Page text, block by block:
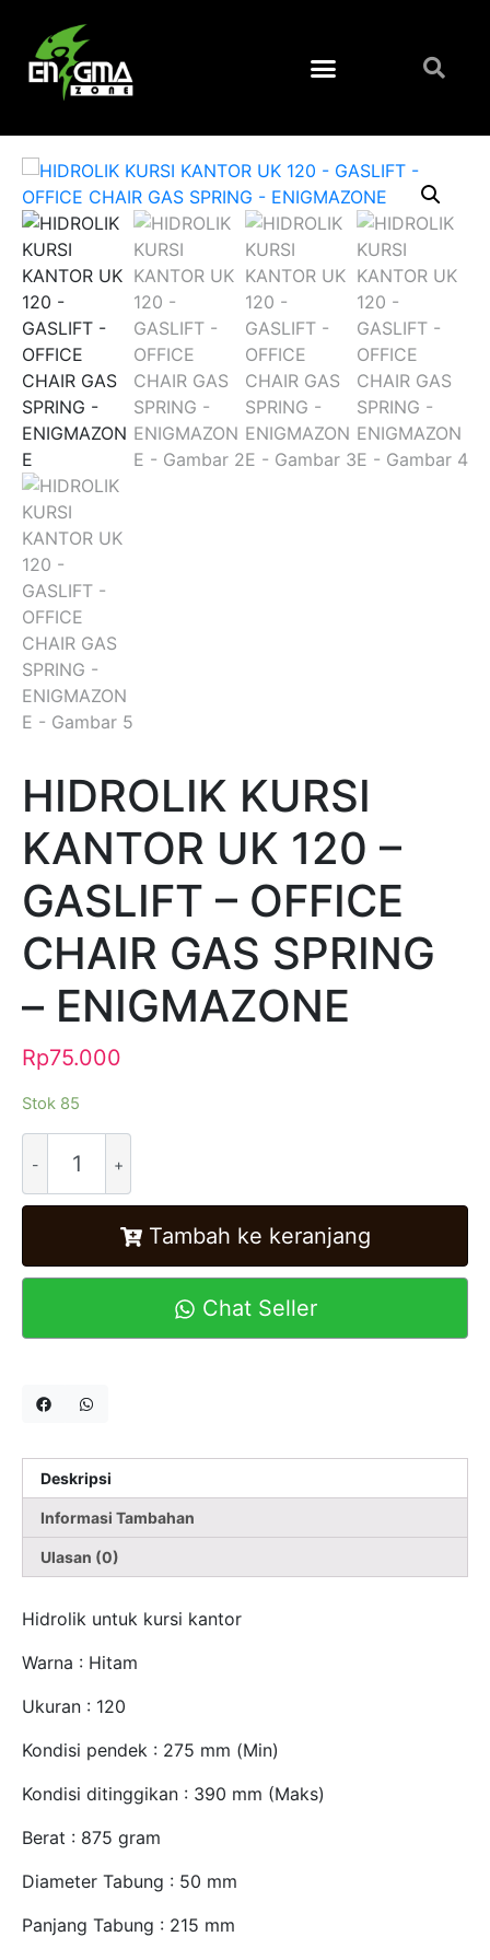
HIDROLIK KURSI
KANTOR UK 120 –
GASLIFT – OFFICE
CHAIR GAS SPRING
– ENIGMAZONE
Rp75.000
Stok 85
Tambah ke keranjang
Chat Seller
Deskripsi
Informasi Tambahan
Ulasan (0)
Hidrolik untuk kursi kantor
Warna : Hitam
Ukuran : 120
Kondisi pendek : 275 mm (Min)
Kondisi ditinggikan : 390 mm (Maks)
Berat : 875 gram
Diameter Tabung : 50 mm
Panjang Tabung : 215 mm